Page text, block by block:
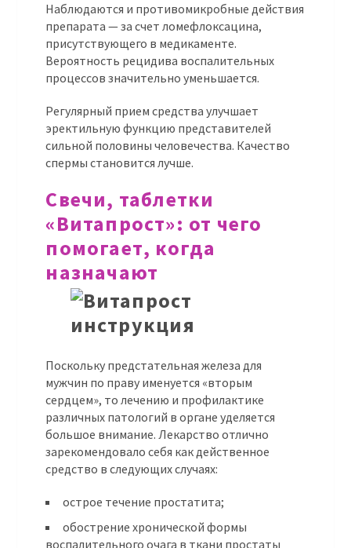
Наблюдаются и противомикробные действия
препарата — за счет ломефлоксацина,
присутствующего в медикаменте.
Вероятность рецидива воспалительных
процессов значительно уменьшается.
Регулярный прием средства улучшает
эректильную функцию представителей
сильной половины человечества. Качество
спермы становится лучше.
Свечи, таблетки
«Витапрост»: от чего
помогает, когда
назначают
Поскольку предстательная железа для
мужчин по праву именуется «вторым
сердцем», то лечению и профилактике
различных патологий в органе уделяется
большое внимание. Лекарство отлично
зарекомендовало себя как действенное
средство в следующих случаях:
острое течение простатита;
обострение хронической формы
воспалительного очага в ткани простаты